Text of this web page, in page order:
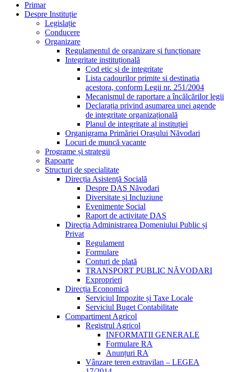
Primar
Despre Instituție
Legislație
Conducere
Organizare
Regulamentul de organizare și funcționare
Integritate instituțională
Cod etic și de integritate
Lista cadourilor primite si destinatia
acestora, conform Legii nr. 251/2004
Mecanismul de raportare a încălcărilor legii
Declarația privind asumarea unei agende
de integritate organizațională
Planul de integritate al instituției
Organigrama Primăriei Orașului Năvodari
Locuri de muncă vacante
Programe și strategii
Rapoarte
Structuri de specialitate
Direcția Asistență Socială
Despre DAS Năvodari
Diversitate și Incluziune
Evenimente Social
Raport de activitate DAS
Direcția Administrarea Domeniului Public și
Privat
Regulament
Formulare
Conturi de plată
TRANSPORT PUBLIC NĂVODARI
Exproprieri
Direcția Economică
Serviciul Impozite și Taxe Locale
Serviciul Buget Contabilitate
Compartiment Agricol
Registrul Agricol
INFORMATII GENERALE
Formulare RA
Anunțuri RA
Vânzare teren extravilan – LEGEA